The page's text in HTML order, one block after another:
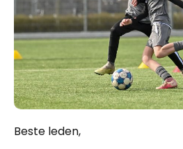
Beste leden,